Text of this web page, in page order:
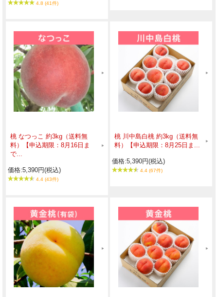
4.8 (41件)
桃 なつっこ 約3kg（送料無
料）【申込期限：8月16日ま
で...
価格:5,390円(税込)
4.4 (43件)
桃 川中島白桃 約3kg（送料無
料）【申込期限：8月25日ま...
価格:5,390円(税込)
4.4 (67件)